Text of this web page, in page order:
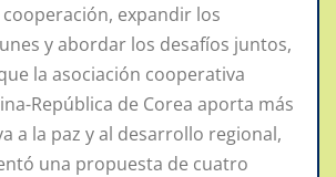
expandir los
y abordar los desafíos juntos,
la asociación cooperativa
República de Corea aporta más
a la paz y al desarrollo regional,
una propuesta de cuatro